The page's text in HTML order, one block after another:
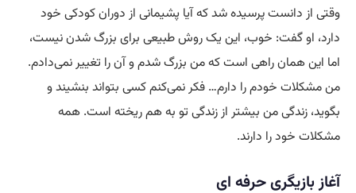
وقتی از دانست پرسیده شد که آیا پشیمانی از دوران کودکی خود
دارد، او گفت: خوب، این یک روش طبیعی برای بزرگ شدن نیست،
اما این همان راهی است که من بزرگ شدم و آن را تغییر نمی‌دادم.
من مشکلات خودم را دارم… فکر نمی‌کنم کسی بتواند بنشیند و
بگوید، زندگی من بیشتر از زندگی تو به هم ریخته است. همه
مشکلات خود را دارند.
آغاز بازیگری حرفه ای